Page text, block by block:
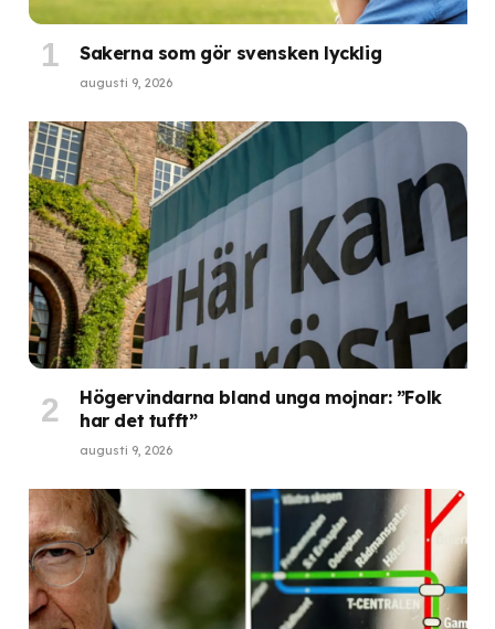
Sakerna som gör svensken lycklig
augusti 9, 2026
Högervindarna bland unga mojnar: ”Folk
har det tufft”
augusti 9, 2026